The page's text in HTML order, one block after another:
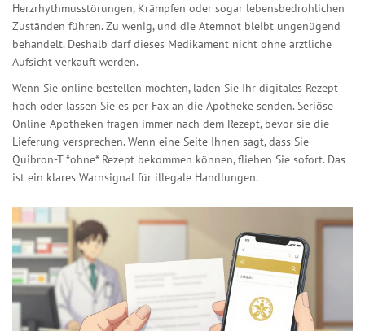
Herzrhythmusstörungen, Krämpfen oder sogar lebensbedrohlichen
Zuständen führen. Zu wenig, und die Atemnot bleibt ungenügend
behandelt. Deshalb darf dieses Medikament nicht ohne ärztliche
Aufsicht verkauft werden.
Wenn Sie online bestellen möchten, laden Sie Ihr digitales Rezept
hoch oder lassen Sie es per Fax an die Apotheke senden. Seriöse
Online-Apotheken fragen immer nach dem Rezept, bevor sie die
Lieferung versprechen. Wenn eine Seite Ihnen sagt, dass Sie
Quibron-T *ohne* Rezept bekommen können, fliehen Sie sofort. Das
ist ein klares Warnsignal für illegale Handlungen.